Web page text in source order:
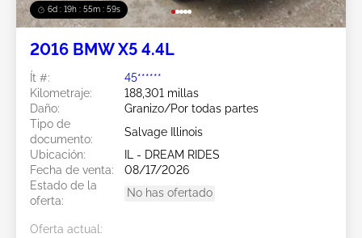
6d : 19h : 55m : 56s
2016 BMW X5 4.4L
Ít #:
45******
Kilometraje:
188,301 millas
Daño:
Granizo/Por todas partes
Tipo de
documento:
Salvage Illinois
Ubicación:
IL - DREAM RIDES
Fecha de venta:
08/17/2026
Estado de la
oferta:
No has ofertado
Oferta actual: